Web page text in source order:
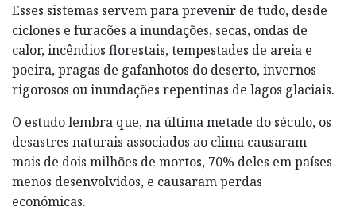
Esses sistemas servem para prevenir de tudo, desde
ciclones e furacões a inundações, secas, ondas de
calor, incêndios florestais, tempestades de areia e
poeira, pragas de gafanhotos do deserto, invernos
rigorosos ou inundações repentinas de lagos glaciais.
O estudo lembra que, na última metade do século, os
desastres naturais associados ao clima causaram
mais de dois milhões de mortos, 70% deles em países
menos desenvolvidos, e causaram perdas
económicas.